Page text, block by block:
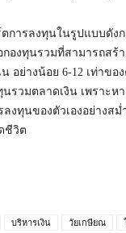
การลงทุนในรูปแบบดัง
องทุนรวมที่สามารถส
อย่างน้อย 6-12 เท่าข
รวมตลาดเงิน เพราะ
ทุนของตัวเองอย่างส
ชีวิต
บริหารเงิน วัยเกษียณ